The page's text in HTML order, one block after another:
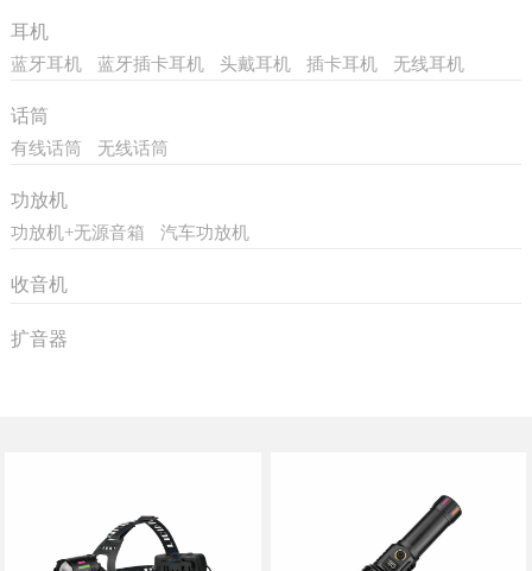
耳机
蓝牙耳机 蓝牙插卡耳机 头戴耳机 插卡耳机 无线耳机
话筒
有线话筒 无线话筒
功放机
功放机+无源音箱 汽车功放机
收音机
扩音器